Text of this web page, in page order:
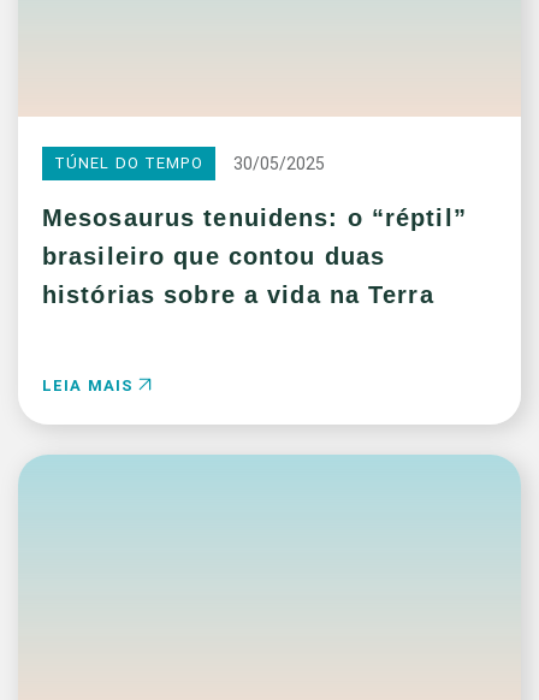
TÚNEL DO TEMPO 30/05/2025
Mesosaurus tenuidens: o “réptil”
brasileiro que contou duas
histórias sobre a vida na Terra
LEIA MAIS